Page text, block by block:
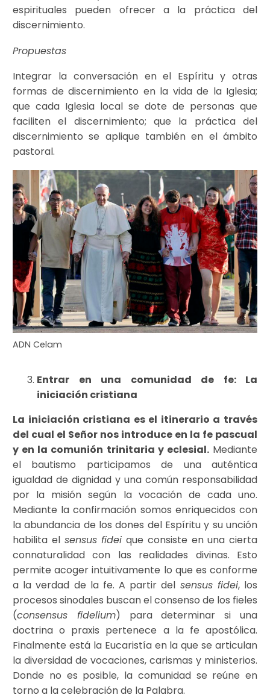
espirituales pueden ofrecer a la práctica del
discernimiento.
Propuestas
Integrar la conversación en el Espíritu y otras
formas de discernimiento en la vida de la Iglesia;
que cada Iglesia local se dote de personas que
faciliten el discernimiento; que la práctica del
discernimiento se aplique también en el ámbito
pastoral.
ADN Celam
Entrar en una comunidad de fe: La
iniciación cristiana
La iniciación cristiana es el itinerario a través
del cual el Señor nos introduce en la fe pascual
y en la comunión trinitaria y eclesial.Mediante
el bautismo participamos de una auténtica
igualdad de dignidad y una común responsabilidad
por la misión según la vocación de cada uno.
Mediante la confirmación somos enriquecidos con
la abundancia de los dones del Espíritu y su unción
habilita el sensus fidei que consiste en una cierta
connaturalidad con las realidades divinas. Esto
permite acoger intuitivamente lo que es conforme
a la verdad de la fe. A partir del sensus fidei, los
procesos sinodales buscan el consenso de los fieles
(consensus fidelium) para determinar si una
doctrina o praxis pertenece a la fe apostólica.
Finalmente está la Eucaristía en la que se articulan
la diversidad de vocaciones, carismas y ministerios.
Donde no es posible, la comunidad se reúne en
torno a la celebración de la Palabra.